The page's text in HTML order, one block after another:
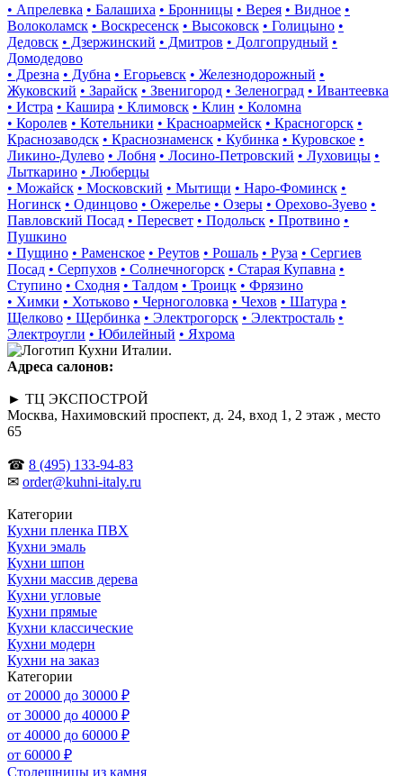
• Апрелевка • Балашиха • Бронницы • Верея • Видное •
Волоколамск • Воскресенск • Высоковск • Голицыно •
Дедовск • Дзержинский • Дмитров • Долгопрудный •
Домодедово
• Дрезна • Дубна • Егорьевск • Железнодорожный •
Жуковский • Зарайск • Звенигород • Зеленоград • Ивантеевка
• Истра • Кашира • Климовск • Клин • Коломна
• Королев • Котельники • Красноармейск • Красногорск •
Краснозаводск • Краснознаменск • Кубинка • Куровское •
Ликино-Дулево • Лобня • Лосино-Петровский • Луховицы •
Лыткарино • Люберцы
• Можайск • Московский • Мытищи • Наро-Фоминск •
Ногинск • Одинцово • Ожерелье • Озеры • Орехово-Зуево •
Павловский Посад • Пересвет • Подольск • Протвино •
Пушкино
• Пущино • Раменское • Реутов • Рошаль • Руза • Сергиев
Посад • Серпухов • Солнечногорск • Старая Купавна •
Ступино • Сходня • Талдом • Троицк • Фрязино
• Химки • Хотьково • Черноголовка • Чехов • Шатура •
Щелково • Щербинка • Электрогорск • Электросталь •
Электроугли • Юбилейный • Яхрома
Адреса салонов:
► ТЦ ЭКСПОСТРОЙ
Москва, Нахимовский проспект, д. 24, вход 1, 2 этаж , место
65
☎ 8 (495) 133-94-83
✉ order@kuhni-italy.ru
Категории
Кухни пленка ПВХ
Кухни эмаль
Кухни шпон
Кухни массив дерева
Кухни угловые
Кухни прямые
Кухни классические
Кухни модерн
Кухни на заказ
Категории
от 20000 до 30000 ₽
от 30000 до 40000 ₽
от 40000 до 60000 ₽
от 60000 ₽
Столешницы из камня